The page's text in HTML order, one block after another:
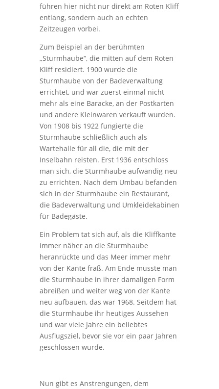
führen hier nicht nur direkt am Roten Kliff
entlang, sondern auch an echten
Zeitzeugen vorbei.
Zum Beispiel an der berühmten
„Sturmhaube“, die mitten auf dem Roten
Kliff residiert. 1900 wurde die
Sturmhaube von der Badeverwaltung
errichtet, und war zuerst einmal nicht
mehr als eine Baracke, an der Postkarten
und andere Kleinwaren verkauft wurden.
Von 1908 bis 1922 fungierte die
Sturmhaube schließlich auch als
Wartehalle für all die, die mit der
Inselbahn reisten. Erst 1936 entschloss
man sich, die Sturmhaube aufwändig neu
zu errichten. Nach dem Umbau befanden
sich in der Sturmhaube ein Restaurant,
die Badeverwaltung und Umkleidekabinen
für Badegäste.
Ein Problem tat sich auf, als die Kliffkante
immer näher an die Sturmhaube
heranrückte und das Meer immer mehr
von der Kante fraß. Am Ende musste man
die Sturmhaube in ihrer damaligen Form
abreißen und weiter weg von der Kante
neu aufbauen, das war 1968. Seitdem hat
die Sturmhaube ihr heutiges Aussehen
und war viele Jahre ein beliebtes
Ausflugsziel, bevor sie vor ein paar Jahren
geschlossen wurde.
Nun gibt es Anstrengungen, dem